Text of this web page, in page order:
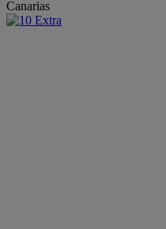
Canarias